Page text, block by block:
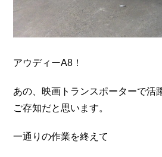
アウディーA8！
あの、映画トランスポーターで活
ご存知だと思います。
一通りの作業を終えて